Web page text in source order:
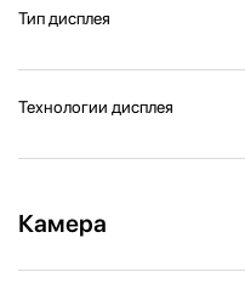
Тип дисплея
Технологии дисплея
Камера